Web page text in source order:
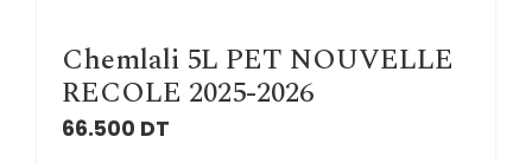
Chemlali 5L PET NOUVELLE
RECOLE 2025-2026
66.500 DT